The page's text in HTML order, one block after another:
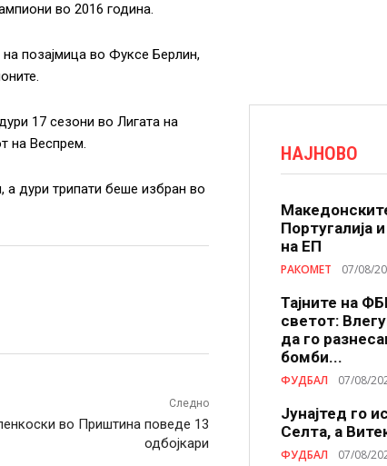
во 2016 година.
позајмица во Фуксе Берлин,
17 сезони во Лигата на
на Веспрем.
а дури трипати беше избран во
Следно
во Приштина поведе 13
одбојкари
НАЈНОВО
Португалија
на ЕП
РАКОМЕТ 07/08/
Тајните на
светот:
да го
бомби...
ФУДБАЛ 07/08/
Јунајтед го
Селта, а
ФУДБАЛ 07/08/